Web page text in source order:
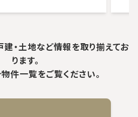
建・土地など情報を取り揃えてお
ります。
件一覧をご覧ください。